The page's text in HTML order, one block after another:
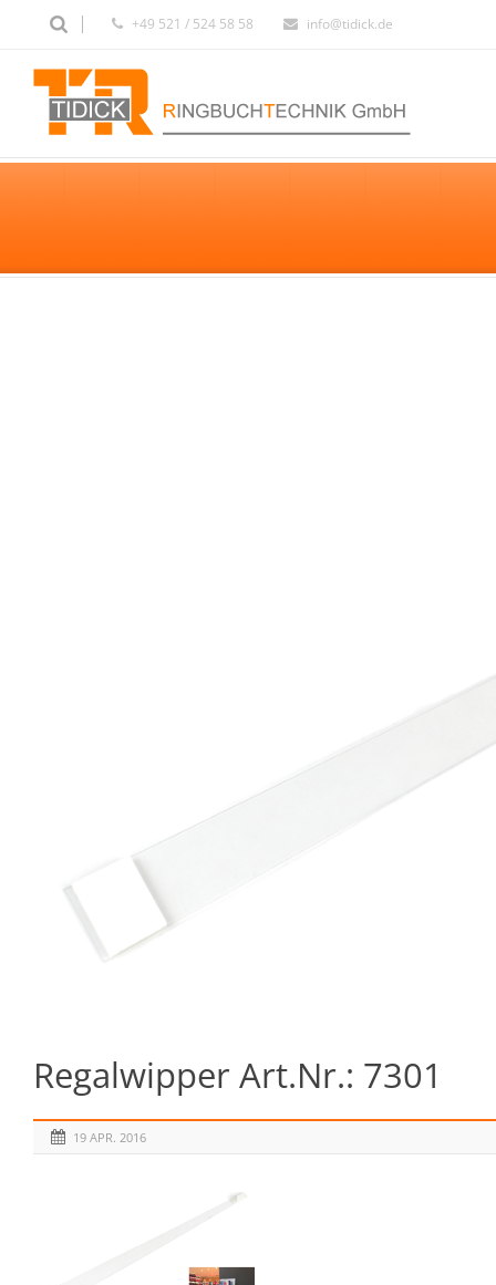
+49 521 / 524 58 58 info@tidick.de
Regalwipper Art.Nr.: 7301
19 APR. 2016